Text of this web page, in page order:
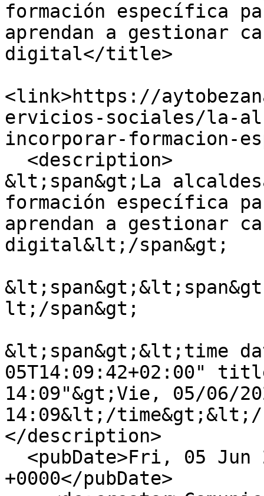
formación específica
aprendan a gestionar
digital</title>
<link>https://
ervicios-sociales/la-
incorporar-formacion-
&lt;span&gt;La
formación específica
aprendan a gestionar
digital&lt;/span&gt;
lt;/span&gt;
&lt;span&gt;&lt;time
05T14:09:42+02:00"
14:09"&gt;Vie, 05/06/
14:09&lt;/time&gt;&lt;/
</description>
+0000</pubDate>